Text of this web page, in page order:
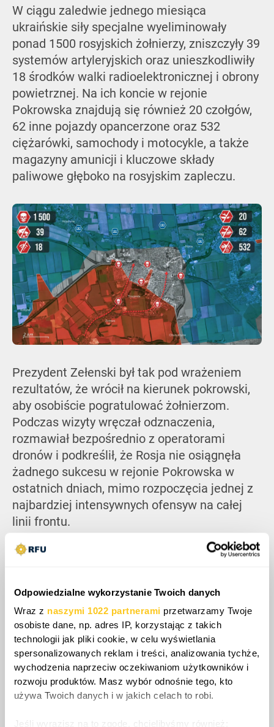
Odpowiedzialne wykorzystanie Twoich danych
Wraz z naszymi 1022 partnerami przetwarzamy Twoje
osobiste dane, np. adres IP, korzystając z takich
technologii jak pliki cookie, w celu wyświetlania
spersonalizowanych reklam i treści, analizowania tychże,
wychodzenia naprzeciw oczekiwaniom użytkowników i
rozwoju produktów. Masz wybór odnośnie tego, kto
używa Twoich danych i w jakich celach to robi.
Jeśli wyrazisz na to zgodę, chcielibyśmy również:
W ciągu zaledwie jednego miesiąca
ukraińskie siły specjalne wyeliminowały
ponad 1500 rosyjskich żołnierzy, zniszczyły 39
systemów artyleryjskich oraz unieszkodliwiły
18 środków walki radioelektronicznej i obrony
powietrznej. Na ich koncie w rejonie
Pokrowska znajdują się również 20 czołgów,
62 inne pojazdy opancerzone oraz 532
ciężarówki, samochody i motocykle, a także
magazyny amunicji i kluczowe składy
paliwowe głęboko na rosyjskim zapleczu.
Prezydent Zełenski był tak pod wrażeniem
rezultatów, że wrócił na kierunek pokrowski,
aby osobiście pogratulować żołnierzom.
Podczas wizyty wręczał odznaczenia,
rozmawiał bezpośrednio z operatorami
dronów i podkreślił, że Rosja nie osiągnęła
żadnego sukcesu w rejonie Pokrowska w
ostatnich dniach, mimo rozpoczęcia jednej z
najbardziej intensywnych ofensyw na całej
linii frontu.
Podkreślił, że jedna trzecia wszystkich starć